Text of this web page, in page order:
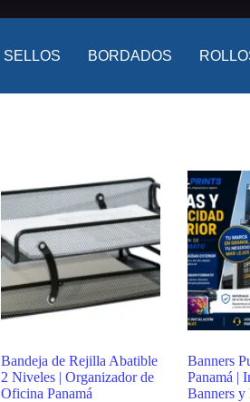
SELLOS BORDADOS
Bandeja de Rejilla Abatible
2 Niveles | Organizador de
Oficina Panamá
Banners
Panamá |
Banners y